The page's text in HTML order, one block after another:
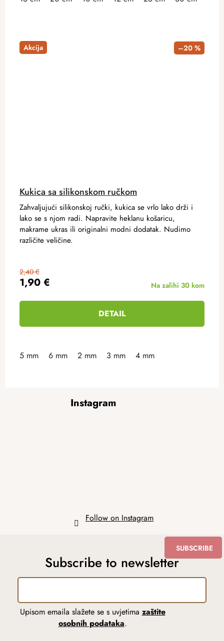
Akcija –20 %
Kukica sa silikonskom ručkom
1,90 €
2,40 €
Na zalihi 30 kom
DETAIL
Zahvaljujući silikonskoj ručki, kukica se vrlo lako drži i
lako se s njom radi. Napravite heklanu košaricu,
makrame ukras ili originalni modni dodatak. Nudimo
različite veličine.
5 mm 6 mm 2 mm 3 mm 4 mm
Instagram
Follow on Instagram
Subscribe to newsletter
Upisom emaila slažete se s uvjetima zaštite
osobnih podataka.
SUBSCRIBE